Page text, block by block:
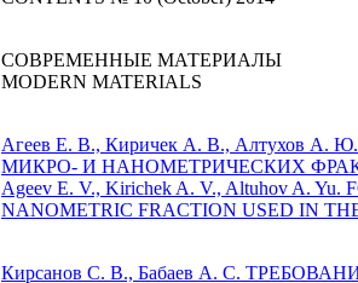
СОВРЕМЕННЫЕ МАТЕРИАЛЫ
MODERN MATERIALS
Агеев Е. В., Киричек А. В.,
МИКРО- И НАНОМЕТРИЧЕСКИХ
Ageev E. V., Kirichek A. V., Altuhov A.
NANOMETRIC FRACTION USED IN
Кирсанов С. В., Бабаев А. С.